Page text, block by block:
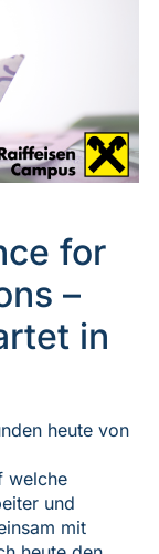
for
–
in
heute von
welche
und
mit